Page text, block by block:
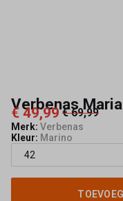
Verbenas Maria
€ 49,99 € 69,99
Merk: Verbenas
Kleur: Marino